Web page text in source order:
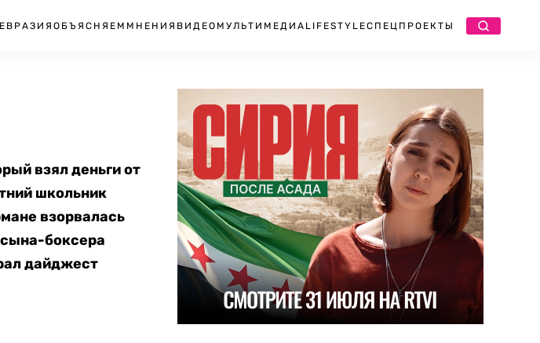
ЕВРАЗИЯ ОБЪЯСНЯЕМ МНЕНИЯ ВИДЕО МУЛЬТИМЕДИА LIFESTYLEСПЕЦПРОЕКТЫ
взял деньги от
школьник
взорвалась
сына-боксера
дайджест